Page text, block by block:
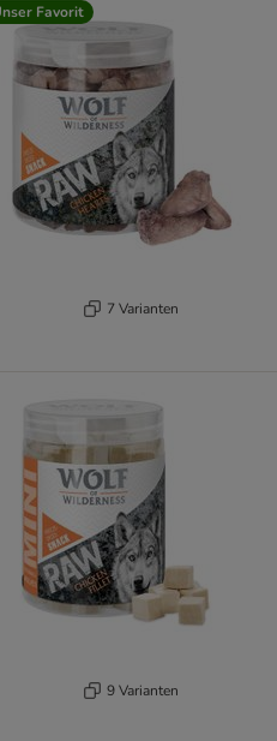
Favorit
7 Varianten
9 Varianten